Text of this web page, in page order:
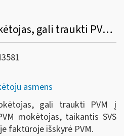
Ar pirkėjas, PVM mokėtojas, gali traukti PVM į atskaitą, jei tiekėjas – PVM mokėtojas, taikantis SVS Lietuvoje, – PVM sąskaitoje faktūroje išskyrė PVM?
asmens
gali traukti PVM į
mokėtojas, taikantis SVS
faktūroje išskyrė PVM.